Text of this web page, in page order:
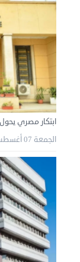
ابتكار مصري يحول
الجمعة 07 أغسطس 2026 10:31 ص